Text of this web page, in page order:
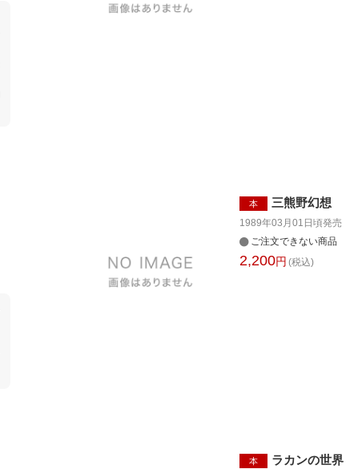
本 三熊野幻想
1989年03月01日頃発売
ご注文できない商品
2,200円 (税込)
本 ラカンの世界